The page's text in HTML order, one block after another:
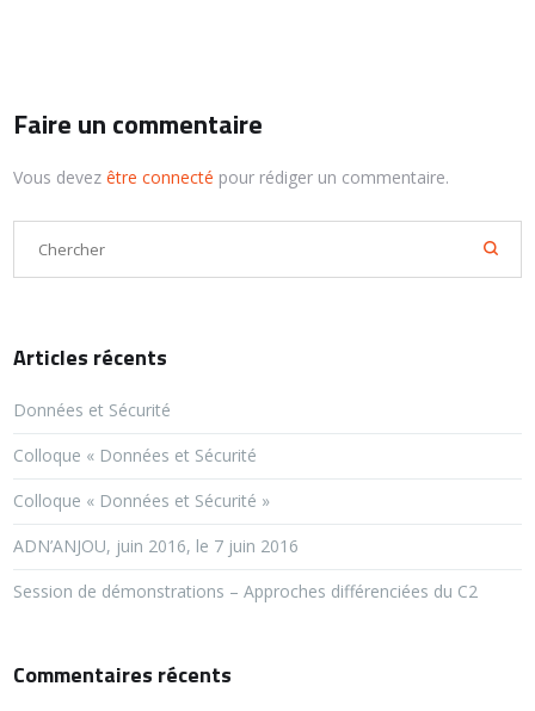
Faire un commentaire
Vous devezêtre connecté pour rédiger un commentaire.
Articles récents
Données et Sécurité
Colloque « Données et Sécurité
Colloque « Données et Sécurité »
ADN’ANJOU, juin 2016, le 7 juin 2016
Session de démonstrations – Approches différenciées du C2
Commentaires récents